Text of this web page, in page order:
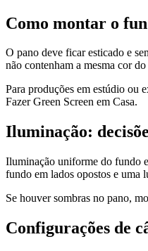
Como montar o
O pano deve ficar esticado e
não contenham a mesma cor
Para produções em estúdio ou
Fazer Green Screen em Casa.
Iluminação:
Iluminação uniforme do fundo
fundo em lados opostos e uma
Se houver sombras no pano,
Configurações de